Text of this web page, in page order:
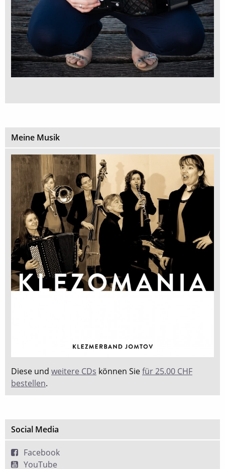
Meine Musik
Diese und weitere CDs können Siefür 25.00 CHF
bestellen.
Social Media
Facebook
YouTube